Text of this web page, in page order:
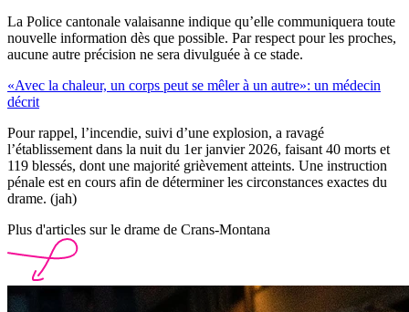
La Police cantonale valaisanne indique qu’elle communiquera toute
nouvelle information dès que possible. Par respect pour les proches,
aucune autre précision ne sera divulguée à ce stade.
«Avec la chaleur, un corps peut se mêler à un autre»: un médecin
décrit
Pour rappel, l’incendie, suivi d’une explosion, a ravagé
l’établissement dans la nuit du 1er janvier 2026, faisant 40 morts et
119 blessés, dont une majorité grièvement atteints. Une instruction
pénale est en cours afin de déterminer les circonstances exactes du
drame. (jah)
Plus d'articles sur le drame de Crans-Montana